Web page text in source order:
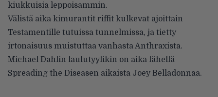
kiukkuisia leppoisammin.
Välistä aika kimurantit riffit kulkevat ajoittain
Testamentille tutuissa tunnelmissa, ja tietty
irtonaisuus muistuttaa vanhasta Anthraxista.
Michael Dahlin laulutyylikin on aika lähellä
Spreading the Diseasen aikaista Joey Belladonnaa.